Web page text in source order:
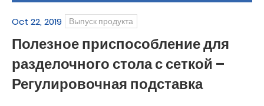
Oct 22, 2019 Выпуск продукта
Полезное приспособление для
разделочного стола с сеткой –
Регулировочная подставка